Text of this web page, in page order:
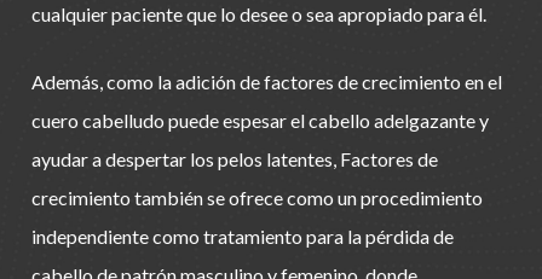
cualquier paciente que lo desee o sea apropiado para él.
Además, como la adición de factores de crecimiento en el
cuero cabelludo puede espesar el cabello adelgazante y
ayudar a despertar los pelos latentes, Factores de
crecimiento también se ofrece como un procedimiento
independiente como tratamiento para la pérdida de
cabello de patrón masculino y femenino, donde